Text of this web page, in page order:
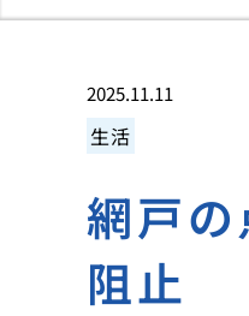
2025.11.11
生活
網戸
阻止